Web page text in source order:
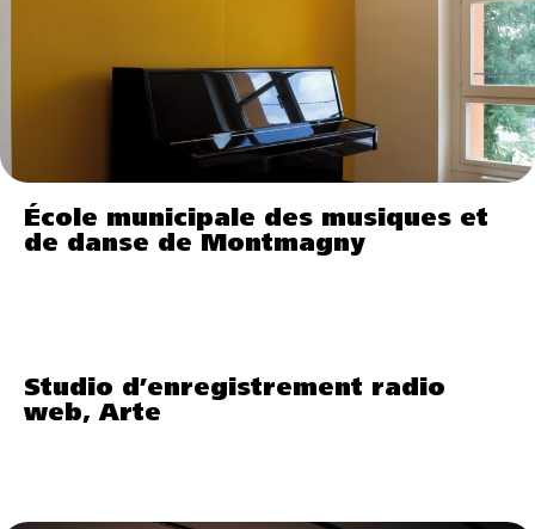
École municipale des musiques et
de danse de Montmagny
Studio d’enregistrement radio
web, Arte